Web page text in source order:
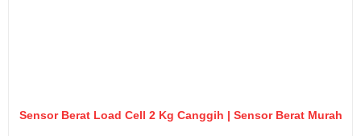
Sensor Berat Load Cell 2 Kg Canggih | Sensor Berat Murah